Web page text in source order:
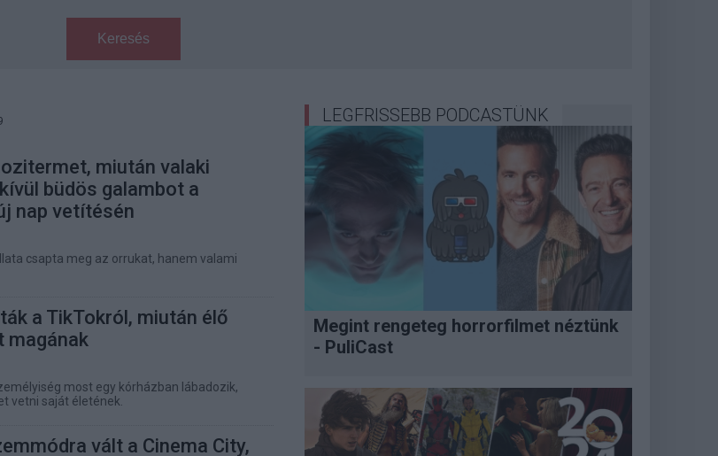
Keresés
miután valaki
büdös galambot a
nap vetítésén
csapta meg az orrukat, hanem valami
a TikTokról, miután élő
most egy kórházban lábadozik,
vetni saját életének.
vált a Cinema City,
LEGFRISSEBB PODCASTÜNK
Megint rengeteg horrorfilmet néztünk
- PuliCast